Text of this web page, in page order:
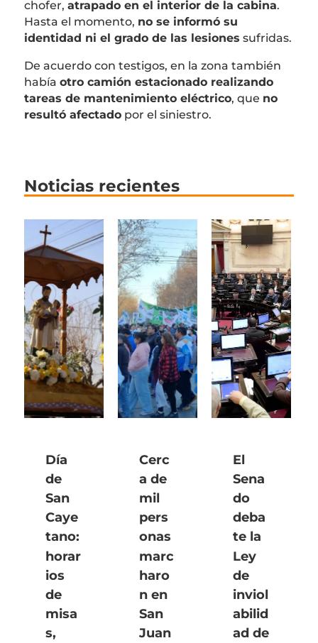
chofer, atrapado en el interior de la cabina.
Hasta el momento, no se informó su
identidad ni el grado de las lesiones sufridas.
De acuerdo con testigos, en la zona también
había otro camión estacionado realizando
tareas de mantenimiento eléctrico, que no
resultó afectadopor el siniestro.
Noticias recientes
Día
de
San
Caye
tano:
horar
ios
de
misa
s,
Cerc
a de
mil
pers
onas
marc
haro
n en
San
Juan
El
Sena
do
deba
te la
Ley
de
inviol
abilid
ad de